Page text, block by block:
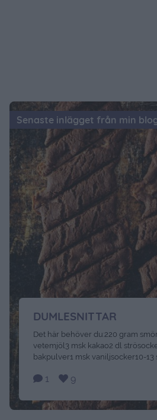
DUMLESNITTAR
Det här behöver du:220 gram
vetemjöl3 msk kakao2 dl
bakpulver1 msk vaniljsocker10-
plåt med bakplåtspapperRör ihop
torra ingredienserna för sig och
1 9
Senaste inlägget från min